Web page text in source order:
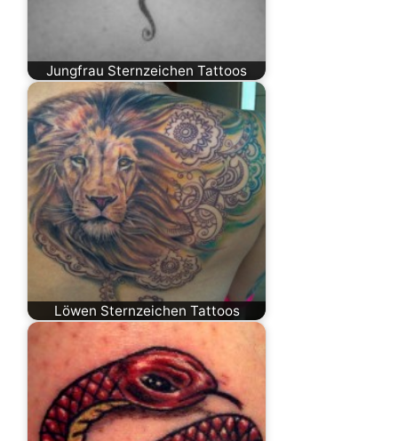
Jungfrau Sternzeichen Tattoos
Löwen Sternzeichen Tattoos